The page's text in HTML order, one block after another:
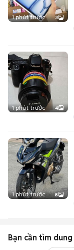
1 phút trước 3
1 phút trước 4
1 phút trước 8
Bạn cần tìm